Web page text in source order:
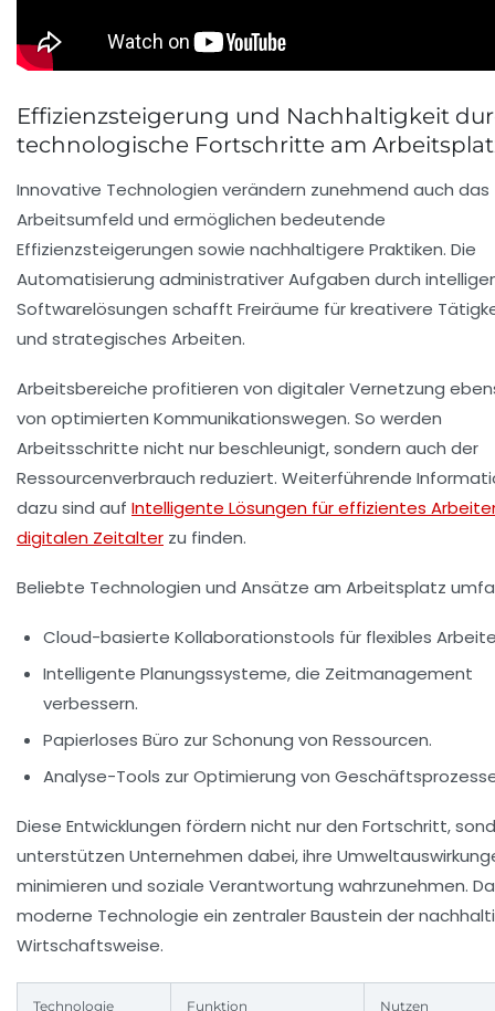
Effizienzsteigerung und Nachhaltigkeit
technologische Fortschritte am
Innovative Technologien verändern zunehmend auch das
Arbeitsumfeld und ermöglichen bedeutende
Effizienzsteigerungen sowie nachhaltigere Praktiken. Die
Automatisierung administrativer Aufgaben durch
Softwarelösungen schafft Freiräume für kreativere
und strategisches Arbeiten.
Arbeitsbereiche profitieren von digitaler Vernetzung
von optimierten Kommunikationswegen. So werden
Arbeitsschritte nicht nur beschleunigt, sondern auch der
Ressourcenverbrauch reduziert. Weiterführende
dazu sind auf Intelligente Lösungen für effizientes
digitalen Zeitalter zu finden.
Beliebte Technologien und Ansätze am Arbeitsplatz
Cloud-basierte Kollaborationstools für flexibles
Intelligente Planungssysteme, die Zeitmanagement
verbessern.
Papierloses Büro zur Schonung von Ressourcen.
Analyse-Tools zur Optimierung von
Diese Entwicklungen fördern nicht nur den Fortschritt,
unterstützen Unternehmen dabei, ihre
minimieren und soziale Verantwortung wahrzunehmen.
moderne Technologie ein zentraler Baustein der
Wirtschaftsweise.
Technologie Funktion Nutzen